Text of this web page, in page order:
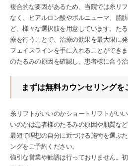
複合的な要因があるため、当院では糸リ
なく、ヒアルロン酸やボルニューマ、脂
ど、様々な選択肢を用意しています。た
療を行うことで、治療の効果を最大限に
フェイスラインを手に入れることができ
のたるみの原因を確認し、患者様に合う治
まずは無料カウンセリングを
糸リフトがいいのかショートリフトがい
いのかは患者様のたるみの原因や肌質など
最短で理想の自分に近づける施術を選ぶ
ングをご予約ください。
強引な営業や勧誘は行っておりません。